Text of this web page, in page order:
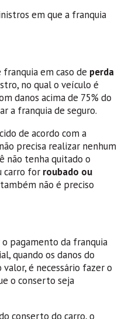
em que a franquia
em caso de perda
no qual o veículo é
danos acima de 75% do
a franquia de seguro.
de acordo com a
precisa realizar nenhum
não tenha quitado o
carro for roubado ou
não é preciso
pagamento da franquia
quando os danos do
é necessário fazer o
o conserto seja
conserto do carro, o